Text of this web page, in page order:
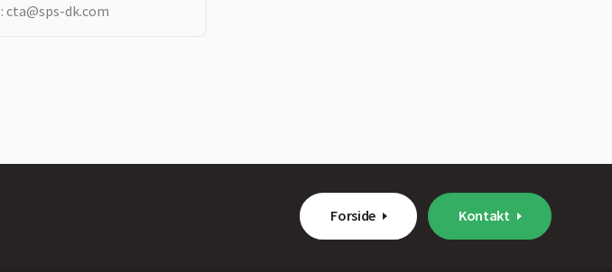
cta@sps-dk.com
Forside Kontakt